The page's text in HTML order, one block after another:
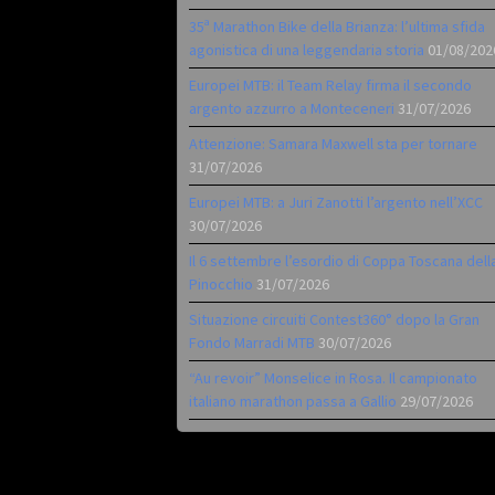
35ª Marathon Bike della Brianza: l’ultima sfida
agonistica di una leggendaria storia 01/08/
Europei MTB: il Team Relay firma il secondo
argento azzurro a Monteceneri 31/07/2026
Attenzione: Samara Maxwell sta per tornare
31/07/2026
Europei MTB: a Juri Zanotti l’argento nell’XCC
30/07/2026
Il 6 settembre l’esordio di Coppa Toscana
Pinocchio 31/07/2026
Situazione circuiti Contest360° dopo la Gran
Fondo Marradi MTB 30/07/2026
“Au revoir” Monselice in Rosa. Il campionato
italiano marathon passa a Gallio 29/07/2026